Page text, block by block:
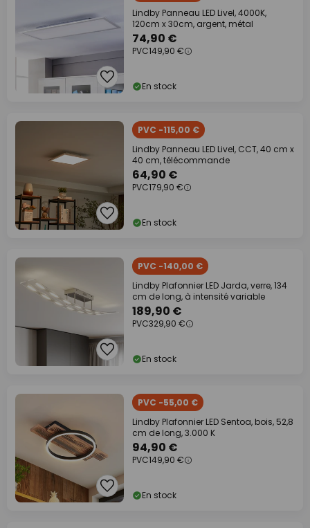
Lindby Panneau LED Livel, 4000K,
120cm x 30cm, argent, métal
74,90 €
PVC149,90 €
En stock
PVC -115,00 €
Lindby Panneau LED Livel, CCT, 40 cm x
40 cm, télécommande
64,90 €
PVC179,90 €
En stock
PVC -140,00 €
Lindby Plafonnier LED Jarda, verre, 134
cm de long, à intensité variable
189,90 €
PVC329,90 €
En stock
PVC -55,00 €
Lindby Plafonnier LED Sentoa, bois, 52,8
cm de long, 3.000 K
94,90 €
PVC149,90 €
En stock